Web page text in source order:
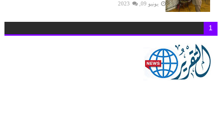
يونيو 09, 2023
1